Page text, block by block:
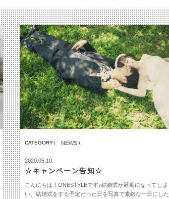
CATEGORY） NEWS /
2020.05.10
☆キャンペーン告知☆
こんにちは！ONESTYLEです♪結婚式が延期になってしま
い、結婚式をする予定だった日を写真で素敵な一日にした